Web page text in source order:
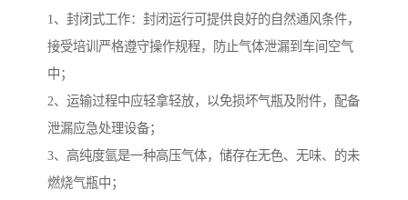
1、封闭式工作：封闭运行可提供良好的自然通风条件，
接受培训严格遵守操作规程，防止气体泄漏到车间空气
中；
2、运输过程中应轻拿轻放，以免损坏气瓶及附件，配备
泄漏应急处理设备；
3、高纯度氩是一种高压气体，储存在无色、无味、的未
燃烧气瓶中；